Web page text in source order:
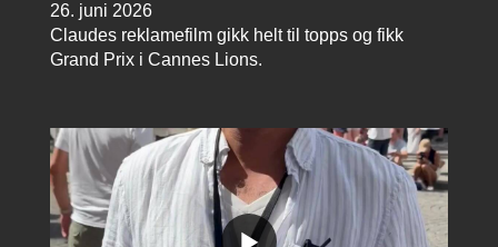
26. juni 2026
Claudes reklamefilm gikk helt til topps og fikk
Grand Prix i Cannes Lions.